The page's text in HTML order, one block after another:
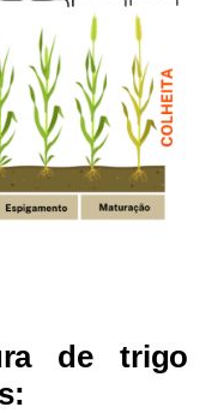
de trigo